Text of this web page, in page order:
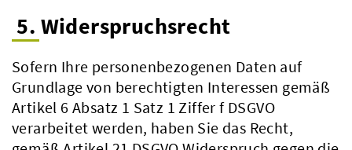
5. Widerspruchsrecht
Sofern Ihre personenbezogenen Daten auf
Grundlage von berechtigten Interessen gemäß
Artikel 6 Absatz 1 Satz 1 Ziffer f DSGVO
verarbeitet werden, haben Sie das Recht,